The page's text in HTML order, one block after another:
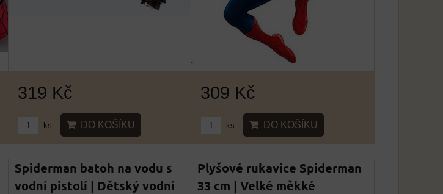
319 Kč
ks DO KOŠÍKU
309 Kč
ks DO KOŠÍKU
Spiderman batoh na vodu s
vodní pistolí | Dětský vodní
Plyšové rukavice Spiderman
33 cm | Velké měkké